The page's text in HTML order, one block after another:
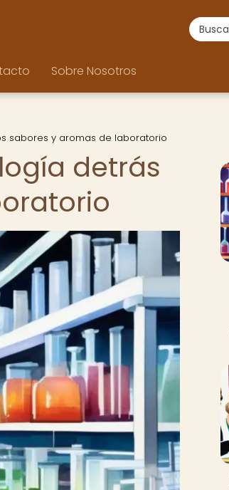
Sobre Nosotros
sabores y aromas de laboratorio
detrás